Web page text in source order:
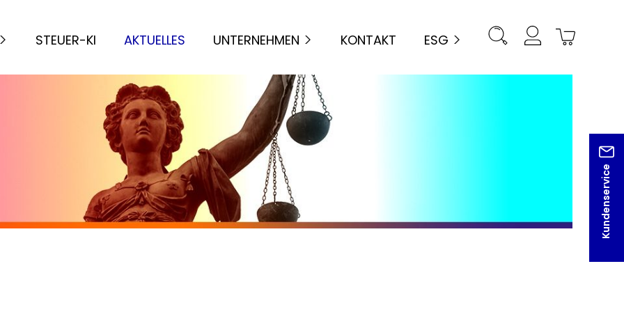
STEUER-KI AKTUELLES UNTERNEHMEN KONTAKT ESG
Kundenservice